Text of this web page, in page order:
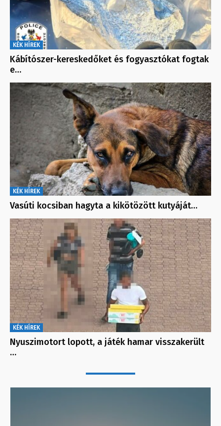
KÉK HÍREK
Kábítószer-kereskedőket és fogyasztókat fogtak
e…
KÉK HÍREK
Vasúti kocsiban hagyta a kikötözött kutyáját…
KÉK HÍREK
Nyuszimotort lopott, a játék hamar visszakerült
…